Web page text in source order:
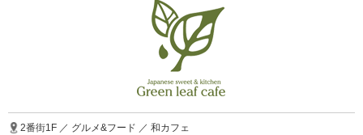
2番街1F ／ グルメ&フード ／ 和カフェ